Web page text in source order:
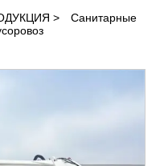
>
Санитарные